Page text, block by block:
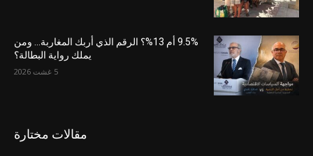
9.5% أم 13%؟ الرقم الذي أربك المغاربة… ومن
يملك رواية البطالة؟
5 غشت 2026
مقالات مختارة